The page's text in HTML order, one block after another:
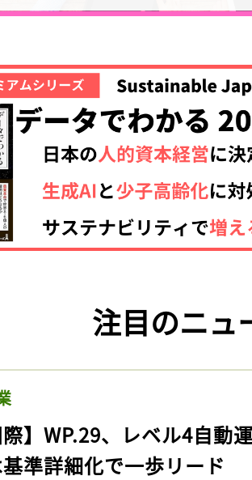
注目のニュ
際】WP.29、レベル4自動
準詳細化で一歩リード